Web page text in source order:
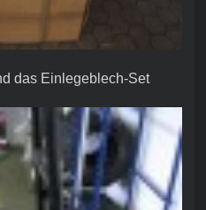
das Einlegeblech-Set